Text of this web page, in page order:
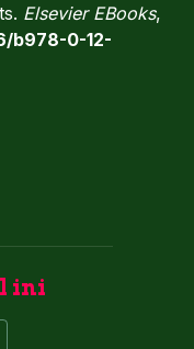
Elsevier EBooks,
b978-0-12-
ini